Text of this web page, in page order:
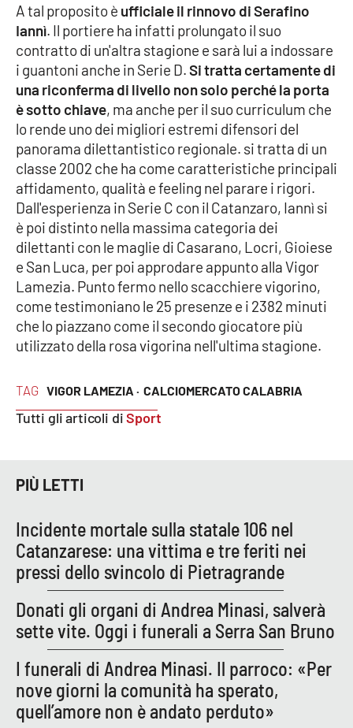
Politica
Sanità
Società
Sport
RUBRICHE
Good Morning Vietnam
Parchi Marini Calabria
Leggendo Alvaro insieme
LaC TV
LaC Network
LaC OnAir
EDIZIONI
LOCALI
Catanzaro
TAG VIGOR LAMEZIA · CALCIOMERCATO CALABRIA
Tutti gli articoli diSport
A tal proposito è ufficiale il rinnovo di Serafino
Iannì. Il portiere ha infatti prolungato il suo
contratto di un'altra stagione e sarà lui a indossare
i guantoni anche in Serie D.Si tratta certamente di
una riconferma di livello non solo perché la porta
è sotto chiave, ma anche per il suo curriculum che
lo rende uno dei migliori estremi difensori del
panorama dilettantistico regionale. si tratta di un
classe 2002 che ha come caratteristiche principali
affidamento, qualità e feeling nel parare i rigori.
Dall'esperienza in Serie C con il Catanzaro, Iannì si
è poi distinto nella massima categoria dei
dilettanti con le maglie di Casarano, Locri, Gioiese
e San Luca, per poi approdare appunto alla Vigor
Lamezia. Punto fermo nello scacchiere vigorino,
come testimoniano le 25 presenze e i 2382 minuti
che lo piazzano come il secondo giocatore più
utilizzato della rosa vigorina nell'ultima stagione.
PIÙ LETTI
Incidente mortale sulla statale 106 nel
Catanzarese: una vittima e tre feriti nei
pressi dello svincolo di Pietragrande
Donati gli organi di Andrea Minasi, salverà
sette vite. Oggi i funerali a Serra San Bruno
I funerali di Andrea Minasi. Il parroco: «Per
nove giorni la comunità ha sperato,
quell’amore non è andato perduto»